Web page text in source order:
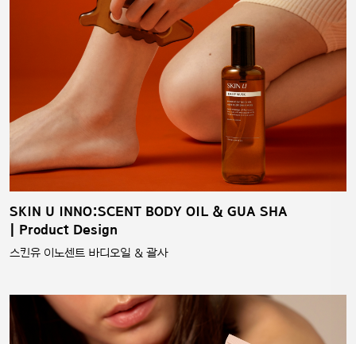
SKIN U INNO:SCENT BODY OIL & GUA SHA
| Product Design
스킨유 이노센트 바디오일 & 괄사